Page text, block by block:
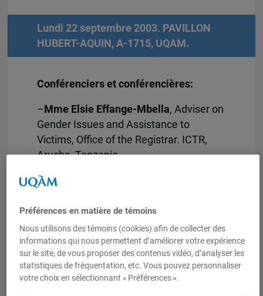
Lundi 22 septembre 2003. PAVILLON
HUBERT-AQUIN, A-1715, UQAM.
Conférenciers et conférencières:
– Mme Elsie Effange-Mbella, Adviser on
Gender Issues and Assistance to
Victims, Office of the Registrar. ICTR,
Arusha, Tanzanie
Sexual Assaults, Office of the
–Mme Melanie Werrett, Chief of
Prosecutions, Office of the Prosecutor.
ICTR, Arusha, Tanzanie
Veuillez noter que cette conférence sera
Préférences en matière de témoins
Nous utilisons des témoins (cookies) afin de collecter des
informations qui nous permettent d’améliorer votre expérience
sur le site, de vous proposer des contenus vidéo, d’analyser les
statistiques de fréquentation, etc. Vous pouvez personnaliser
votre choix en sélectionnant « Préférences ».